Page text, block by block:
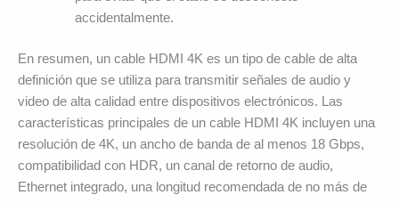
accidentalmente.
En resumen, un cable HDMI 4K es un tipo de cable de alta
definición que se utiliza para transmitir señales de audio y
video de alta calidad entre dispositivos electrónicos. Las
características principales de un cable HDMI 4K incluyen una
resolución de 4K, un ancho de banda de al menos 18 Gbps,
compatibilidad con HDR, un canal de retorno de audio,
Ethernet integrado, una longitud recomendada de no más de